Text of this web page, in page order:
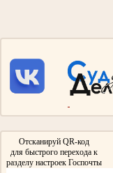
Участница
народный судья
С 1942г. по 1945г. служила
Награждена медалью «За
Отсканируй QR-код
для быстрого перехода к
разделу настроек Госпочты